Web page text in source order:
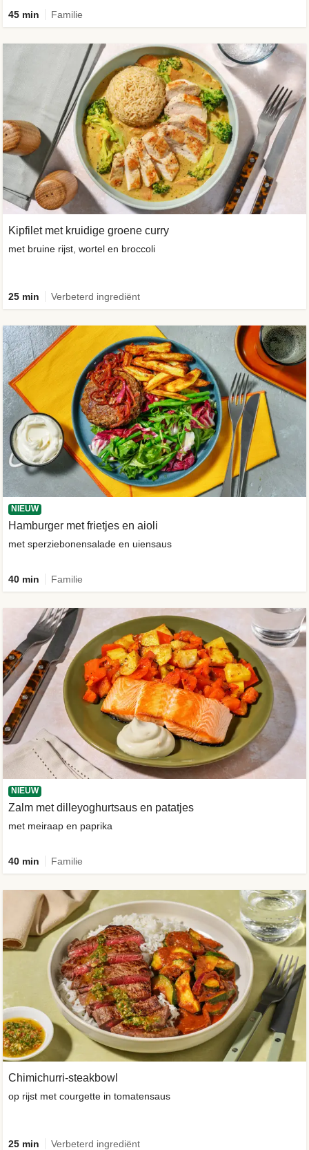
45 min Familie
Kipfilet met kruidige groene curry
met bruine rijst, wortel en broccoli
25 min Verbeterd ingrediënt
NIEUW
Hamburger met frietjes en aioli
met sperziebonensalade en uiensaus
40 min Familie
NIEUW
Zalm met dilleyoghurtsaus en patatjes
met meiraap en paprika
40 min Familie
Chimichurri-steakbowl
op rijst met courgette in tomatensaus
25 min Verbeterd ingrediënt